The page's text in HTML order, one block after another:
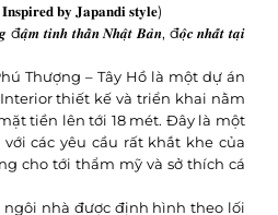
𝐛𝐲 𝐉𝐚𝐩𝐚𝐧𝐝𝐢 𝐬𝐭𝐲𝐥𝐞)
đ𝒂̣̂𝒎 𝒕𝒊𝒏𝒉 𝒕𝒉𝒂̂̀𝒏 𝑵𝒉𝒂̣̂𝒕 𝑩𝒂̉𝒏, đ𝒐̣̂𝒄 𝒏𝒉𝒂̂́𝒕 𝒕𝒂̣𝒊
Thượng – Tây Hồ là một dự án
thiết kế và triển khai nằm
tiền lên tới 18 mét. Đây là một
các yêu cầu rất khắt khe của
cho tới thẩm mỹ và sở thích cá
ngôi nhà được định hình theo lối